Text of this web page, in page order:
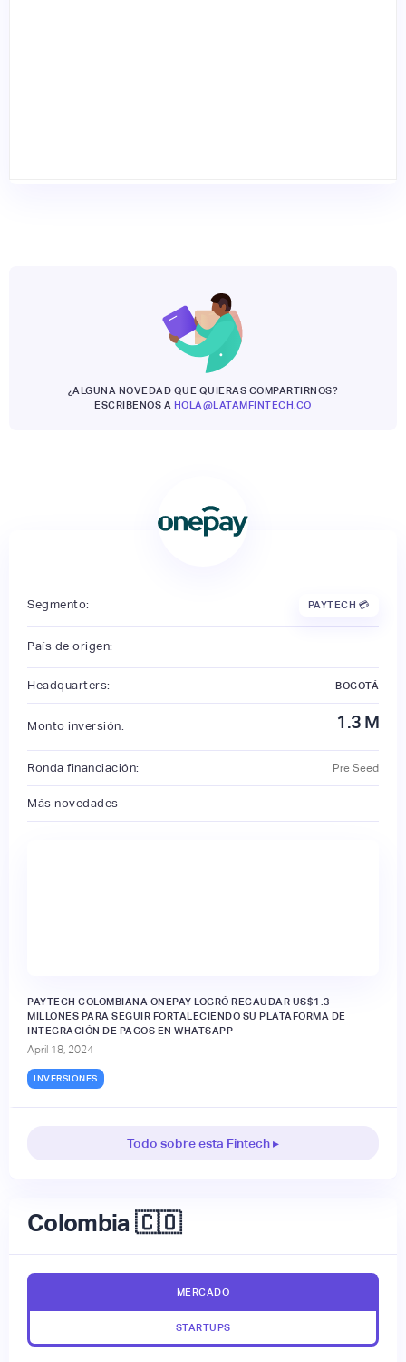
¿ALGUNA NOVEDAD QUE QUIERAS COMPARTIRNOS?
ESCRÍBENOS A HOLA@LATAMFINTECH.CO
Segmento: PAYTECH 💳
País de origen:
Headquarters: BOGOTÁ
Monto inversión: 1.3 M
Ronda financiación: Pre Seed
Más novedades
PAYTECH COLOMBIANA ONEPAY LOGRÓ RECAUDAR US$1.3
MILLONES PARA SEGUIR FORTALECIENDO SU PLATAFORMA DE
INTEGRACIÓN DE PAGOS EN WHATSAPP
April 18, 2024
INVERSIONES
Todo sobre esta Fintech ▸
Colombia 🇨🇴
MERCADO
STARTUPS